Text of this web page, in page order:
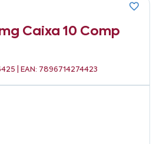
Caixa 10 Comp
| EAN: 7896714274423